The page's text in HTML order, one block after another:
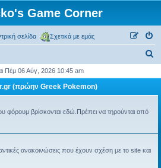
Game Corner
σελίδα Σχετικά με εμάς
ζ
Πέμ 06 Αύγ, 2026 10:45 am
(πρώην Greek Pokemon)
φόρουμ βρίσκονται εδώ.Πρέπει να τηρούνται από
ανακοινώσεις που έχουν σχέση με το site και